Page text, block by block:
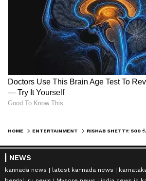
HOME ENTERTAINMENT
NEWS
kannada news latest kannada news